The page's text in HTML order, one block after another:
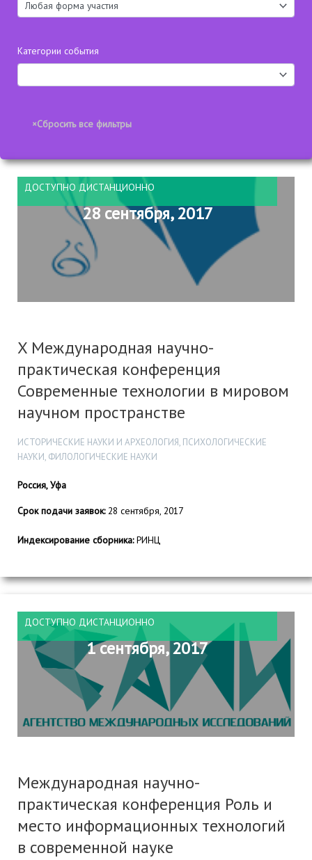
Категории события
ДОСТУПНО ДИСТАНЦИОННО
28 сентября, 2017
X Международная научно-
практическая конференция
Современные технологии в мировом
научном пространстве
ИСТОРИЧЕСКИЕ НАУКИ И АРХЕОЛОГИЯ, ПСИХОЛОГИЧЕСКИЕ
НАУКИ, ФИЛОЛОГИЧЕСКИЕ НАУКИ
Россия, Уфа
Срок подачи заявок:28 сентября, 2017
Индексирование сборника:РИНЦ
ДОСТУПНО ДИСТАНЦИОННО
1 сентября, 2017
Международная научно-
практическая конференция Роль и
место информационных технологий
в современной науке